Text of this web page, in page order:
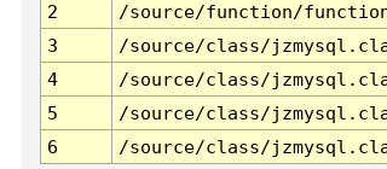
2
/source/function/
3
/source/class/
4
/source/class/
5
/source/class/
6
/source/class/